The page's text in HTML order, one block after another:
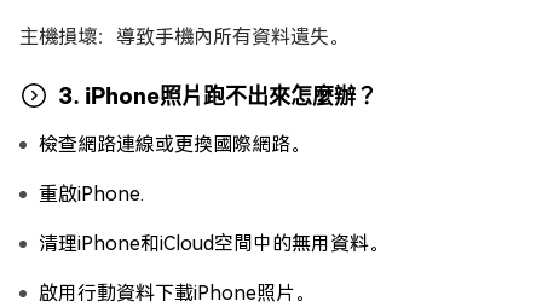
主機損壞：導致手機內所有資料遺失。
3. iPhone照片跑不出來怎麼辦？
檢查網路連線或更換國際網路。
重啟iPhone.
清理iPhone和iCloud空間中的無用資料。
啟用行動資料下載iPhone照片。